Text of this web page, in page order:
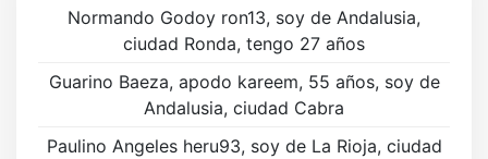
ó
n
Normando Godoy ron13, soy de Andalusia,
ciudad Ronda, tengo 27 años
Guarino Baeza, apodo kareem, 55 años, soy de
Andalusia, ciudad Cabra
Paulino Angeles heru93, soy de La Rioja, ciudad